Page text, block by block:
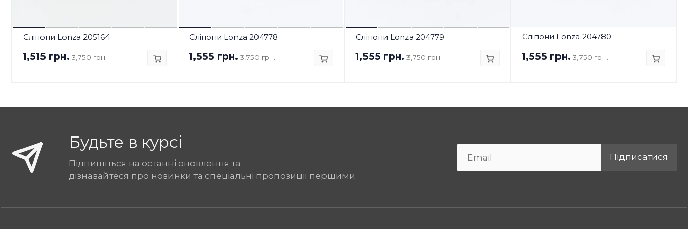
Сліпони Lonza 205164
1,515 грн. 3,750 грн.
Сліпони Lonza 204778
1,555 грн. 3,750 грн.
Сліпони Lonza 204779
1,555 грн. 3,750 грн.
Сліпони Lonza 204780
1,555 грн. 3,750 грн.
Будьте в курсі
Підпишіться на останні оновлення та
дізнавайтеся про новинки та спеціальні пропозиції першими.
Підписатися